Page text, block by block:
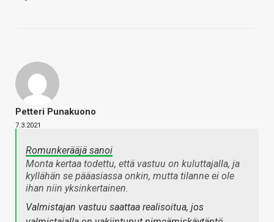
Petteri Punakuono
7.3.2021
Romunkerääjä sanoi
Monta kertaa todettu, että vastuu on kuluttajalla, ja
kyllähän se pääasiassa onkin, mutta tilanne ei ole
ihan niin yksinkertainen.
Valmistajan vastuu saattaa realisoitua, jos